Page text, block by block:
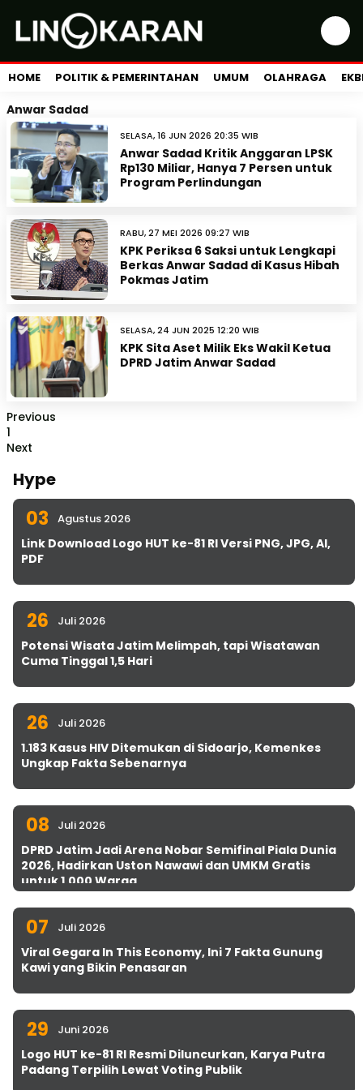
HOME POLITIK & PEMERINTAHAN UMUM OLAHRAGA
Anwar Sadad
SELASA, 16 JUN 2026 20:35 WIB
Anwar Sadad Kritik Anggaran LPSK
Rp130 Miliar, Hanya 7 Persen untuk
Program Perlindungan
RABU, 27 MEI 2026 09:27 WIB
KPK Periksa 6 Saksi untuk Lengkapi
Berkas Anwar Sadad di Kasus Hibah
Pokmas Jatim
SELASA, 24 JUN 2025 12:20 WIB
KPK Sita Aset Milik Eks Wakil Ketua
DPRD Jatim Anwar Sadad
Previous
1
Next
Hype
03 Agustus 2026
Link Download Logo HUT ke-81 RI Versi PNG, JPG, AI,
PDF
26 Juli 2026
Potensi Wisata Jatim Melimpah, tapi Wisatawan
Cuma Tinggal 1,5 Hari
26 Juli 2026
1.183 Kasus HIV Ditemukan di Sidoarjo, Kemenkes
Ungkap Fakta Sebenarnya
08 Juli 2026
DPRD Jatim Jadi Arena Nobar Semifinal Piala Dunia
2026, Hadirkan Uston Nawawi dan UMKM Gratis
untuk 1.000 Warga
07 Juli 2026
Viral Gegara In This Economy, Ini 7 Fakta Gunung
Kawi yang Bikin Penasaran
29 Juni 2026
Logo HUT ke-81 RI Resmi Diluncurkan, Karya Putra
Padang Terpilih Lewat Voting Publik